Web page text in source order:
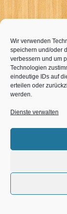
Wir verwenden
speichern und/oder
verbessern und um
Technologien
eindeutige IDs auf
erteilen oder
werden.
Dienste verwalten